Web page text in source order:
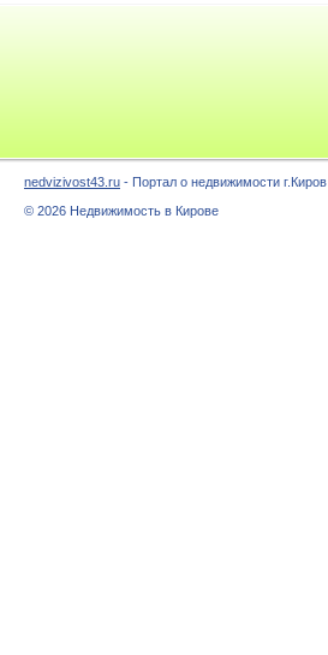
nedvizivost43.ru - Портал о недвижимости г.Киров
© 2026 Недвижимость в Кирове